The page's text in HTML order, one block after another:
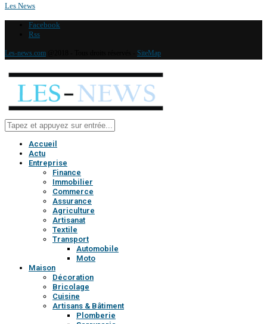
Les News
Facebook
Rss
Les-news.com SiteMap
Accueil
Actu
Entreprise
Finance
Immobilier
Commerce
Assurance
Agriculture
Artisanat
Textile
Transport
Automobile
Moto
Maison
Décoration
Bricolage
Cuisine
Artisans & Bâtiment
Plomberie